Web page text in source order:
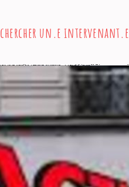
chercher un.e intervenant.e